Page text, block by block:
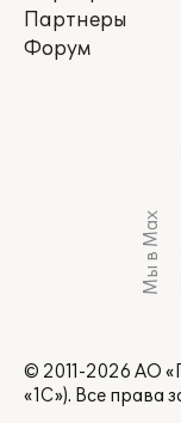
Партнеры
Форум
Мы в Max
© 2011-2026 АО
«1С»). Все права